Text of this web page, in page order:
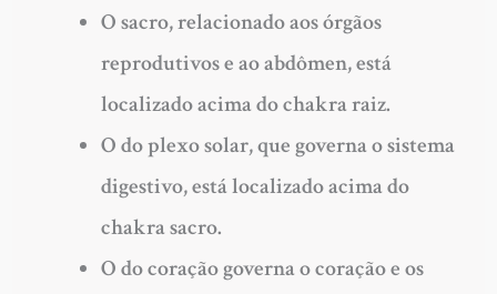
Osacro, relacionado aos órgãos
reprodutivos e ao abdômen, está
localizado acima do chakra raiz.
O doplexo solar, que governa o sistema
digestivo, está localizado acima do
chakra sacro.
O docoraçãogoverna o coração e os